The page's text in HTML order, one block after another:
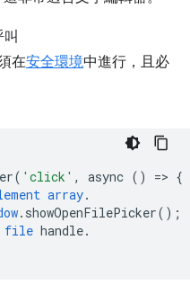
在安全環境中進行，且必
( 'click' , async () => {
array.
. showOpenFilePicker();
file handle.